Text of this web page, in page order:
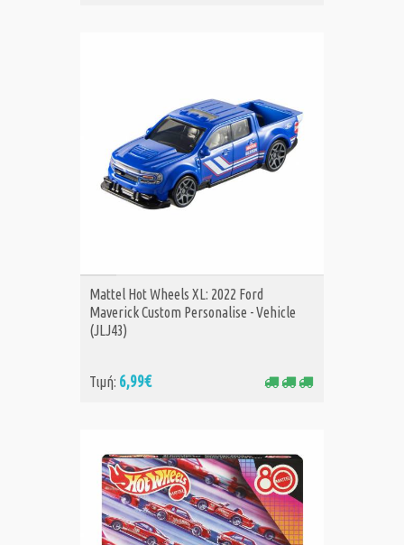
ΑΓΟΡΑ
Mattel Hot Wheels XL: 2022 Ford
Maverick Custom Personalise - Vehicle
(JLJ43)
Τιμή: 6,99€